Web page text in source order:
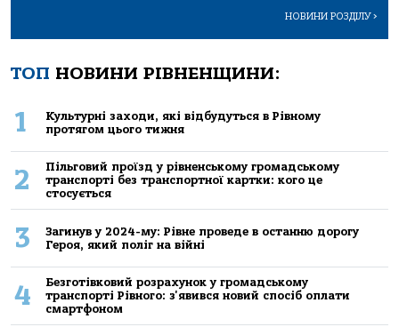
НОВИНИ РОЗДІЛУ>
ТОП НОВИНИ РІВНЕНЩИНИ:
1
Культурні заходи, які відбудуться в Рівному
протягом цього тижня
2
Пільговий проїзд у рівненському громадському
транспорті без транспортної картки: кого це
стосується
3
Загинув у 2024-му: Рівне проведе в останню дорогу
Героя, який поліг на війні
4
Безготівковий розрахунок у громадському
транспорті Рівного: з'явився новий спосіб оплати
смартфоном